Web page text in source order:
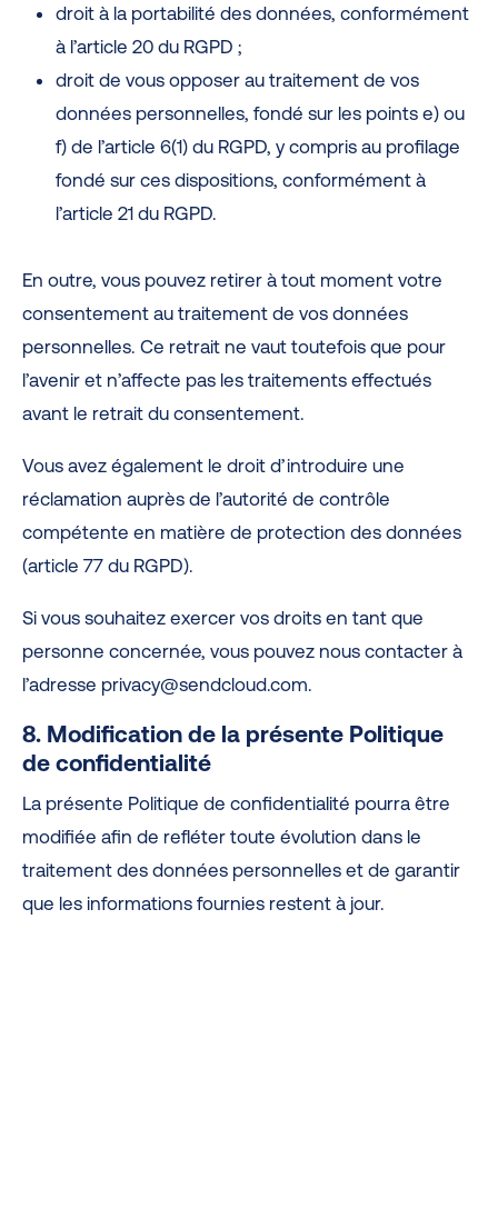
droit à la portabilité des données, conformément
à l’article 20 du RGPD ;
droit de vous opposer au traitement de vos
données personnelles, fondé sur les points e) ou
f) de l’article 6(1) du RGPD, y compris au profilage
fondé sur ces dispositions, conformément à
l’article 21 du RGPD.
En outre, vous pouvez retirer à tout moment votre
consentement au traitement de vos données
personnelles. Ce retrait ne vaut toutefois que pour
l’avenir et n’affecte pas les traitements effectués
avant le retrait du consentement.
Vous avez également le droit d’introduire une
réclamation auprès de l’autorité de contrôle
compétente en matière de protection des données
(article 77 du RGPD).
Si vous souhaitez exercer vos droits en tant que
personne concernée, vous pouvez nous contacter à
l’adresse privacy@sendcloud.com.
8. Modification de la présente Politique
de confidentialité
La présente Politique de confidentialité pourra être
modifiée afin de refléter toute évolution dans le
traitement des données personnelles et de garantir
que les informations fournies restent à jour.